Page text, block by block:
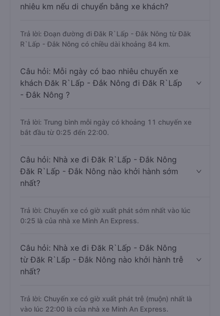
nhiêu km nếu di chuyển bằng xe khách?
Trả lời: Đoạn đường đi Đăk R`Lấp - Đắk Nông từ Đăk
R`Lấp - Đắk Nông có chiều dài khoảng 84 km.
Câu hỏi: Mỗi ngày có bao nhiêu chuyến xe
khách Đăk R`Lấp - Đắk Nông đi Đăk R`Lấp
- Đắk Nông ?
Trả lời: Trung bình mỗi ngày có khoảng 11 chuyến xe
bắt đầu từ 0:25 đến 22:00.
Câu hỏi: Nhà xe đi Đăk R`Lấp - Đắk Nông
Đăk R`Lấp - Đắk Nông nào khởi hành sớm
nhất?
Trả lời: Chuyến xe có giờ xuất phát sớm nhất vào lúc
0:25 là của nhà xe Minh An Express.
Câu hỏi: Nhà xe đi Đăk R`Lấp - Đắk Nông
từ Đăk R`Lấp - Đắk Nông nào khởi hành trễ
nhất?
Trả lời: Chuyến xe có giờ xuất phát trễ (muộn) nhất là
vào lúc 22:00 là của nhà xe Minh An Express.